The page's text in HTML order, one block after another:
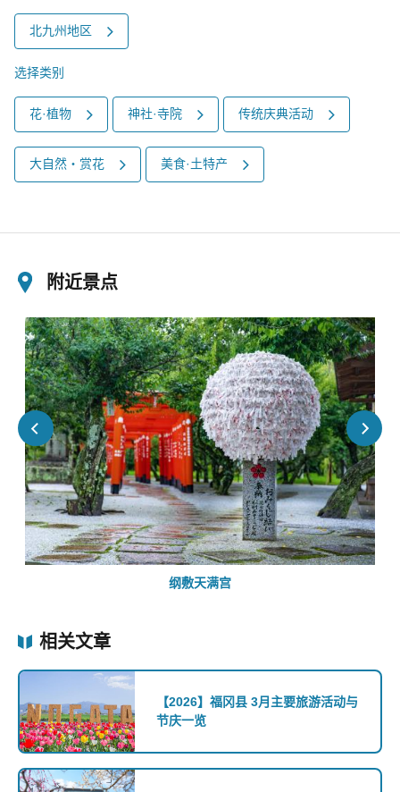
北九州地区
选择类别
花·植物 神社·寺院 传统庆典活动
大自然・赏花 美食·土特产
附近景点
纲敷天满宫
相关文章
【2026】福冈县 3月主要旅游活动与
节庆一览